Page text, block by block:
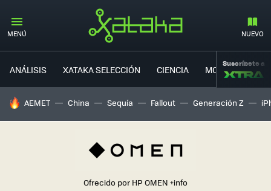
MENÚ NUEVO
ANÁLISIS XATAKA SELECCIÓN CIENCIA MOVILIDAD
Suscríbete a
HOY SE HABLA DE
AEMET China Sequía Fallout Generación Z
Ofrecido por HP OMEN +info